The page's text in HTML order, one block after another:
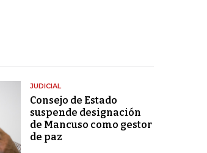
JUDICIAL
Consejo de Estado
suspende designación
de Mancuso como gestor
de paz